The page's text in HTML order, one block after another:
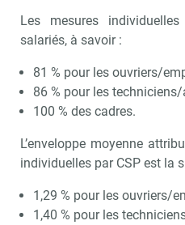
Les mesures
salariés, à savoir :
81 % pour les ouvriers/
86 % pour les
100 % des cadres.
L’enveloppe moyenne
individuelles par CSP est la
1,29 % pour les ouvriers/
1,40 % pour les